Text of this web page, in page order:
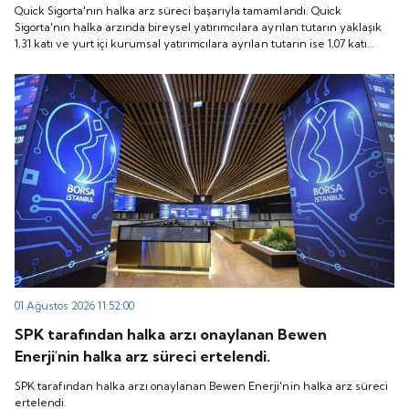
içi kurumsal yatırımcılara ayrılan tutarın ise 1,07 katı
talep geldi. Quick Sigorta, 6 Ağustos 2026 tarihinde
görmeye başlayacak.
Quick Sigorta'nın halka arz süreci başarıyla tamamlandı. Quick
Sigorta'nın halka arzında bireysel yatırımcılara ayrılan tutarın yaklaşık
1,31 katı ve yurt içi kurumsal yatırımcılara ayrılan tutarın ise 1,07 katı
koduyla Borsa İstanbul'da işlem görmeye başlayacak.
01 Ağustos 2026 11:52:00
SPK tarafından halka arzı onaylanan Bewen
Enerji'nin halka arz süreci ertelendi.
SPK tarafından halka arzı onaylanan Bewen Enerji'nin halka arz süreci
ertelendi.